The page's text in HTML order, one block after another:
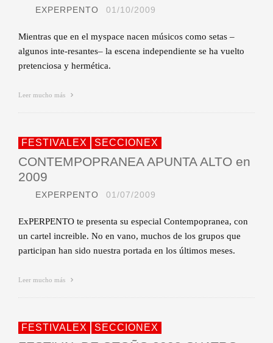
EXPERPENTO 01/10/2009
Mientras que en el myspace nacen músicos como setas –
algunos inte-resantes– la escena independiente se ha vuelto
pretenciosa y hermética.
Leer mucho más
FESTIVALEX SECCIONEX
CONTEMPOPRANEA APUNTA ALTO en
2009
EXPERPENTO 01/07/2009
ExPERPENTO te presenta su especial Contempopranea, con
un cartel increible. No en vano, muchos de los grupos que
participan han sido nuestra portada en los últimos meses.
Leer mucho más
FESTIVALEX SECCIONEX